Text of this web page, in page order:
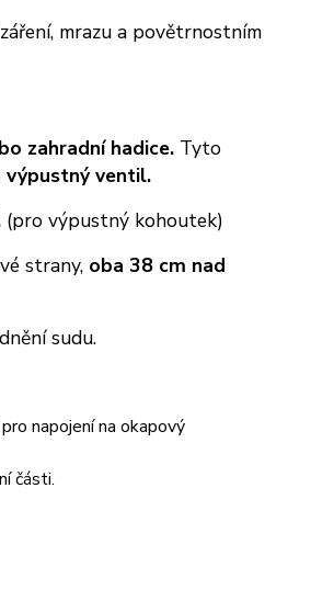
mrazu a povětrnostním
zahradní hadice.Tyto
výpustný ventil.
(pro výpustný kohoutek)
strany,oba 38 cm nad
sudu.
napojení na okapový
části.